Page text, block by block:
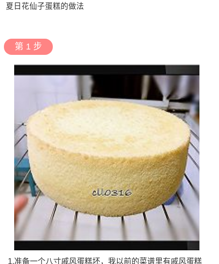
夏日花仙子蛋糕的做法
第 1 步
1.准备一个八寸戚风蛋糕坯，我以前的菜谱里有戚风蛋糕